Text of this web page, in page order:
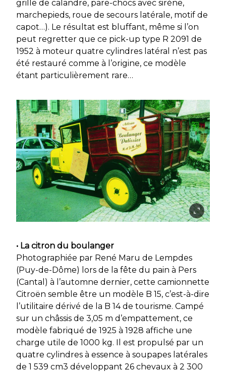
grille de calandre, pare-chocs avec sirène,
marchepieds, roue de secours latérale, motif de
capot…). Le résultat est bluffant, même si l’on
peut regretter que ce pick-up type R 2091 de
1952 à moteur quatre cylindres latéral n’est pas
été restauré comme à l’origine, ce modèle
étant particulièrement rare…
• La citron du boulanger
Photographiée par René Maru de Lempdes
(Puy-de-Dôme) lors de la fête du pain à Pers
(Cantal) à l’automne dernier, cette camionnette
Citroën semble être un modèle B 15, c’est-à-dire
l’utilitaire dérivé de la B 14 de tourisme. Campé
sur un châssis de 3,05 m d’empattement, ce
modèle fabriqué de 1925 à 1928 affiche une
charge utile de 1000 kg. Il est propulsé par un
quatre cylindres à essence à soupapes latérales
de 1 539 cm3 développant 26 chevaux à 2 300